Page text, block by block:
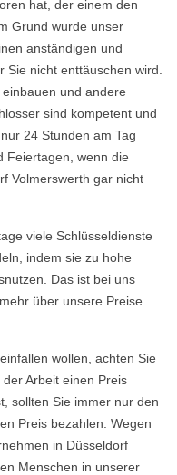
hat, der einem den
Grund wurde unser
anständigen und
nicht enttäuschen wird.
und andere
sind kompetent und
24 Stunden am Tag
Feiertagen, wenn die
Volmerswerth gar nicht
viele Schlüsseldienste
indem sie zu hohe
Das ist bei uns
über unsere Preise
wollen, achten Sie
Arbeit einen Preis
sollten Sie immer nur den
Preis bezahlen. Wegen
in Düsseldorf
Menschen in unserer